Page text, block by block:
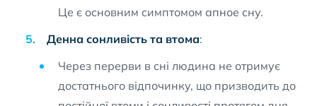
Це є основним симптомом апное сну.
Денна сонливість та втома:
Через перерви в сні людина не отримує
достатнього відпочинку, що призводить до